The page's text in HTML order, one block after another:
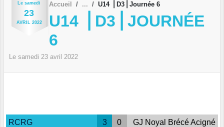
Le samedi
23
AVRIL 2022
Accueil U14 ⎪D3⎪Journée 6
U14 ⎪D3⎪JOURNÉE
6
Le samedi 23 avril 2022
RCRG 3 0 GJ Noyal Brécé Acigné